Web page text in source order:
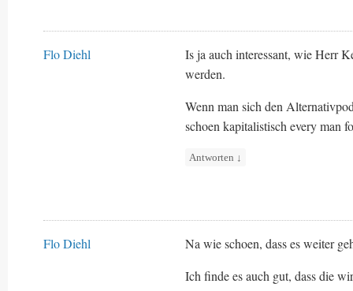
Flo Diehl
Is ja auch interessant, wie Herr
werden.
Wenn man sich den
schoen kapitalistisch every man
Antworten ↓
Flo Diehl
Na wie schoen, dass es weiter
Ich finde es auch gut, dass die